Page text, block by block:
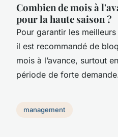
Combien de mois à
pour la haute saison ?
Pour garantir les
il est recommandé de
mois à l’avance, surtout
période de forte
management